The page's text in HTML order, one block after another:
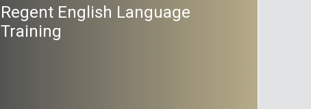
Regent English Language
Training